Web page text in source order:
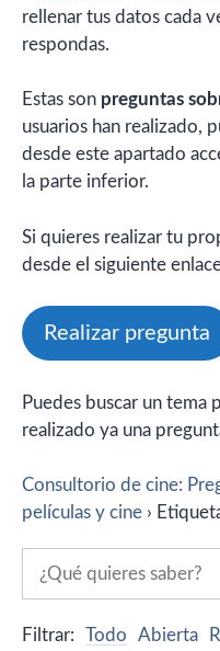
rellenar tus datos cada
respondas.
Estas son preguntas
usuarios han realizado,
desde este apartado
la parte inferior.
Si quieres realizar tu
desde el siguiente
Realizar pregunta
Puedes buscar un tema
realizado ya una
Consultorio de cine:
películas y cine ›
Filtrar: Todo Abierta